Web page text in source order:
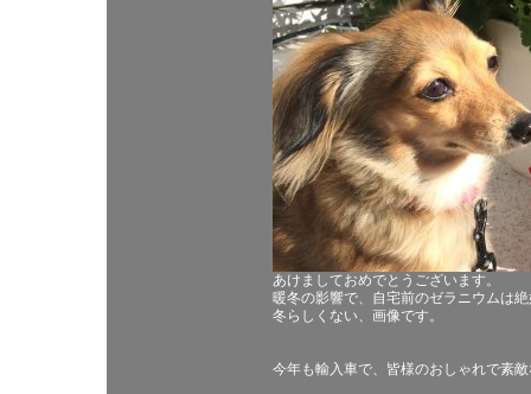
あけましておめでとうございます。
暖冬の影響で、自宅前のゼラニウムは
冬らしくない、画像です。
今年も輸入車で、皆様のおしゃれで素